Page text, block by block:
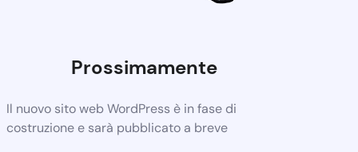
Prossimamente
Il nuovo sito web WordPress è in fase di
costruzione e sarà pubblicato a breve